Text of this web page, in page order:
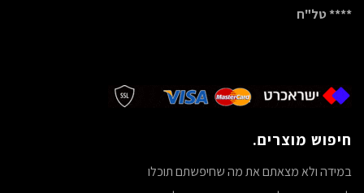
**** טל"ח
חיפוש מוצרים.
במידה ולא מצאתם את מה שחיפשתם תוכלו